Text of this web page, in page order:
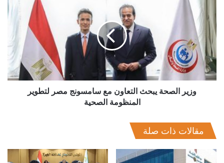
الاحتياطي النقدي البنك المركزي
يبحث
التعاون
مع
سامسونج
مصر
لتطوير
المنظومة
وزير الصحة يبحث التعاون مع سامسونج مصر لتطوير
المنظومة الصحية
مقالات ذات صلة